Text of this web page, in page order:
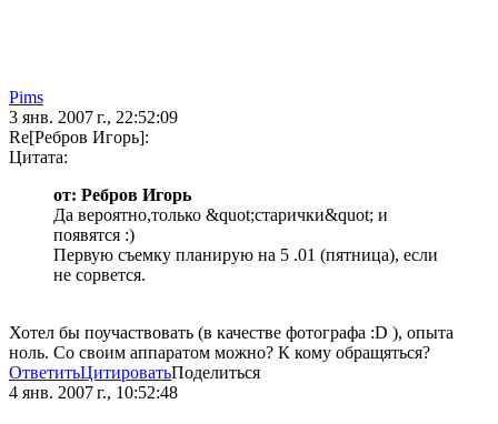
Pims
3 янв. 2007 г., 22:52:09
Re[Ребров Игорь]:
Цитата:
от: Ребров Игорь
Да вероятно,только &quot;старички&quot; и
появятся :)
Первую съемку планирую на 5 .01 (пятница), если
не сорвется.
Хотел бы поучаствовать (в качестве фотографа :D ), опыта
ноль. Со своим аппаратом можно? К кому обращяться?
ОтветитьЦитироватьПоделиться
4 янв. 2007 г., 10:52:48